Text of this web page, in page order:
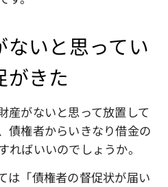
ないと思ってい
がきた
産がないと思って放置して
債権者からいきなり借金の
ればいいのでしょうか。
は「債権者の督促状が届い